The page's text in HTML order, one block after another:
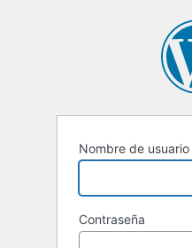
Nombre de
Contraseña